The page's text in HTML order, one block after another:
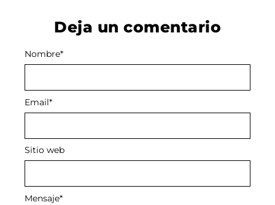
Deja un comentario
Mensaje*
Nombre*
Email*
Sitio web
Alternative: